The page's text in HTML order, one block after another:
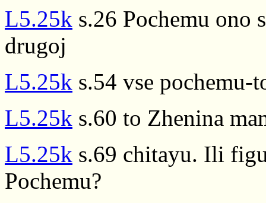
L5.25k s.26 Pochemu ono
drugoj
L5.25k s.54 vse
L5.25k s.60 to Zhenina
L5.25k s.69 chitayu. Ili
Pochemu?